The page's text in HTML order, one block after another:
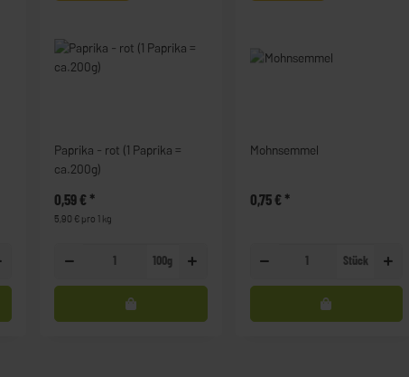
Paprika - rot (1 Paprika =
ca.200g)
0,59 €*
5,90 € pro 1 kg
100g
Mohnsemmel
0,75 €*
Stück